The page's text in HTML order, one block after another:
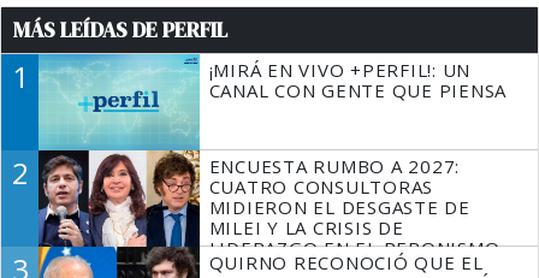
MÁS LEÍDAS DE PERFIL
1
¡MIRÁ EN VIVO +PERFIL!: UN
CANAL CON GENTE QUE PIENSA
2
ENCUESTA RUMBO A 2027:
CUATRO CONSULTORAS
MIDIERON EL DESGASTE DE
MILEI Y LA CRISIS DE
LIDERAZGO EN EL PERONISMO
3
QUIRNO RECONOCIÓ QUE EL